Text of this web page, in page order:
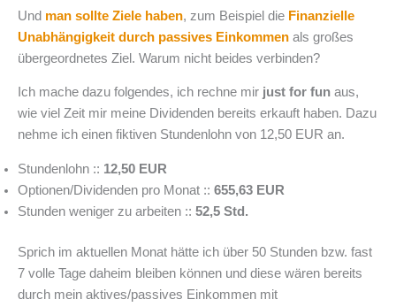
Und man sollte Ziele haben, zum Beispiel die Finanzielle
Unabhängigkeit durch passives Einkommen als großes
übergeordnetes Ziel. Warum nicht beides verbinden?
Ich mache dazu folgendes, ich rechne mir just for fun aus,
wie viel Zeit mir meine Dividenden bereits erkauft haben. Dazu
nehme ich einen fiktiven Stundenlohn von 12,50 EUR an.
Stundenlohn :: 12,50 EUR
Optionen/Dividenden pro Monat :: 655,63 EUR
Stunden weniger zu arbeiten :: 52,5 Std.
Sprich im aktuellen Monat hätte ich über 50 Stunden bzw. fast
7 volle Tage daheim bleiben können und diese wären bereits
durch mein aktives/passives Einkommen mit